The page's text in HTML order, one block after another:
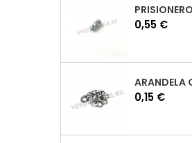
Precio
0,55 €
Precio
0,15 €